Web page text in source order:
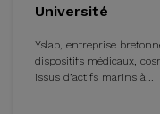
Université
Yslab, entreprise
dispositifs médicaux,
issus d’actifs marins à...